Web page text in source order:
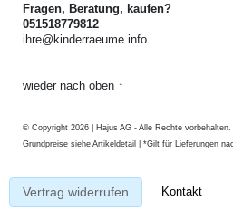
Fragen, Beratung, kaufen?
051518779812
ihre@kinderraeume.info
wieder nach oben ↑
© Copyright 2026 | Hajus AG - Alle Rechte
Grundpreise siehe Artikeldetail | *Gilt für Lieferungen
Vertrag widerrufen Kontakt